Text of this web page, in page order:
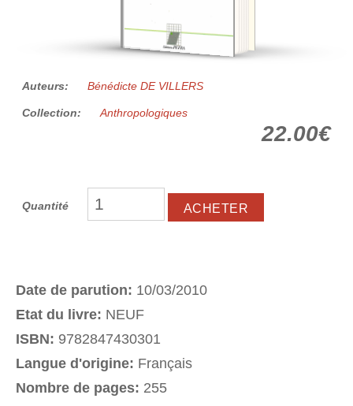
Auteurs: Bénédicte DE VILLERS
Collection: Anthropologiques
22.00€
Quantité
Date de parution: 10/03/2010
Etat du livre: NEUF
ISBN: 9782847430301
Langue d'origine: Français
Nombre de pages: 255